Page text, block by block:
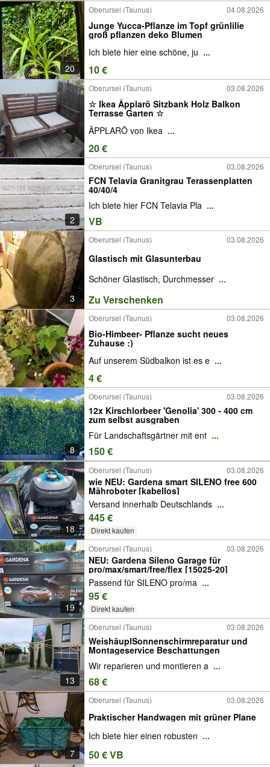
20
Oberursel (Taunus) 04.08.2026
Junge Yucca-Pflanze im Topf grünlilie
groß pflanzen deko Blumen
Ich biete hier eine schöne, ju ...
10 €
Oberursel (Taunus) 03.08.2026
☆ Ikea Äpplarö Sitzbank Holz Balkon
Terrasse Garten ☆
ÄPPLARÖ von Ikea ...
20 €
2
Oberursel (Taunus) 03.08.2026
FCN Telavia Granitgrau Terassenplatten
40/40/4
Ich biete hier FCN Telavia Pla ...
VB
3
Oberursel (Taunus) 03.08.2026
Glastisch mit Glasunterbau
Schöner Glastisch, Durchmesser ...
Zu Verschenken
Oberursel (Taunus) 03.08.2026
Bio-Himbeer- Pflanze sucht neues
Zuhause :)
Auf unserem Südbalkon ist es e ...
4 €
8
Oberursel (Taunus) 03.08.2026
12x Kirschlorbeer 'Genolia' 300 - 400 cm
zum selbst ausgraben
Für Landschaftsgärtner mit ent ...
150 €
18
Oberursel (Taunus) 03.08.2026
wie NEU: Gardena smart SILENO free 600
Mähroboter [kabellos]
Versand innerhalb Deutschlands ...
445 €
Direkt kaufen
19
Oberursel (Taunus) 03.08.2026
NEU: Gardena Sileno Garage für
pro/max/smart/free/flex [15025-20]
Passend für SILENO pro/ma ...
95 €
Direkt kaufen
13
Oberursel (Taunus) 03.08.2026
WeishäuplSonnenschirmreparatur und
Montageservice Beschattungen
Wir reparieren und montieren a ...
68 €
7
Oberursel (Taunus) 03.08.2026
Praktischer Handwagen mit grüner Plane
Ich biete hier einen robusten ...
50 € VB